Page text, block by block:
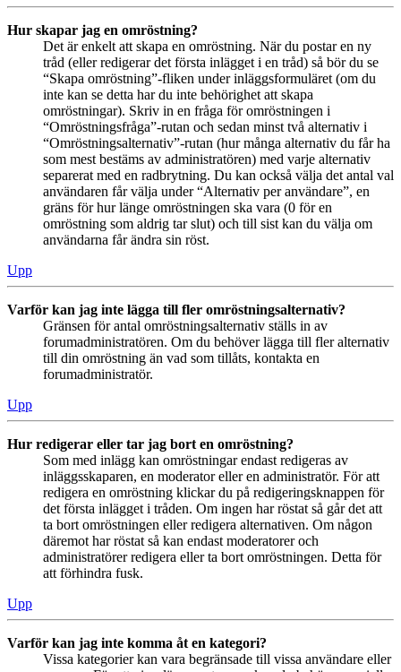
Hur skapar jag en omröstning?
Det är enkelt att skapa en omröstning. När du postar en ny
tråd (eller redigerar det första inlägget i en tråd) så bör du se
“Skapa omröstning”-fliken under inläggsformuläret (om du
inte kan se detta har du inte behörighet att skapa
omröstningar). Skriv in en fråga för omröstningen i
“Omröstningsfråga”-rutan och sedan minst två alternativ i
“Omröstningsalternativ”-rutan (hur många alternativ du får ha
som mest bestäms av administratören) med varje alternativ
separerat med en radbrytning. Du kan också välja det antal val
användaren får välja under “Alternativ per användare”, en
gräns för hur länge omröstningen ska vara (0 för en
omröstning som aldrig tar slut) och till sist kan du välja om
användarna får ändra sin röst.
Upp
Varför kan jag inte lägga till fler omröstningsalternativ?
Gränsen för antal omröstningsalternativ ställs in av
forumadministratören. Om du behöver lägga till fler alternativ
till din omröstning än vad som tillåts, kontakta en
forumadministratör.
Upp
Hur redigerar eller tar jag bort en omröstning?
Som med inlägg kan omröstningar endast redigeras av
inläggsskaparen, en moderator eller en administratör. För att
redigera en omröstning klickar du på redigeringsknappen för
det första inlägget i tråden. Om ingen har röstat så går det att
ta bort omröstningen eller redigera alternativen. Om någon
däremot har röstat så kan endast moderatorer och
administratörer redigera eller ta bort omröstningen. Detta för
att förhindra fusk.
Upp
Varför kan jag inte komma åt en kategori?
Vissa kategorier kan vara begränsade till vissa användare eller